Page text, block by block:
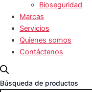
Bioseguridad
Marcas
Servicios
Quienes somos
Contáctenos
Búsqueda de productos